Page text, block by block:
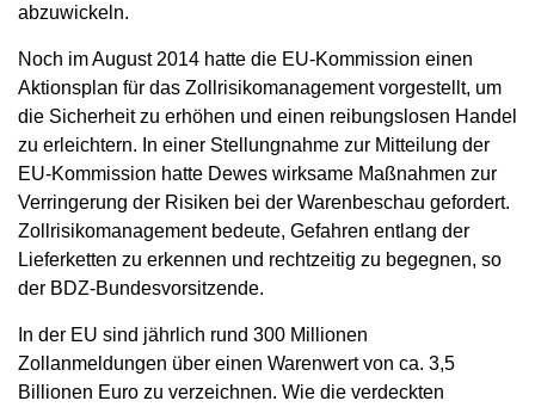
abzuwickeln.
Noch im August 2014 hatte die EU-Kommission einen
Aktionsplan für das Zollrisikomanagement vorgestellt, um
die Sicherheit zu erhöhen und einen reibungslosen Handel
zu erleichtern. In einer Stellungnahme zur Mitteilung der
EU-Kommission hatte Dewes wirksame Maßnahmen zur
Verringerung der Risiken bei der Warenbeschau gefordert.
Zollrisikomanagement bedeute, Gefahren entlang der
Lieferketten zu erkennen und rechtzeitig zu begegnen, so
der BDZ-Bundesvorsitzende.
In der EU sind jährlich rund 300 Millionen
Zollanmeldungen über einen Warenwert von ca. 3,5
Billionen Euro zu verzeichnen. Wie die verdeckten